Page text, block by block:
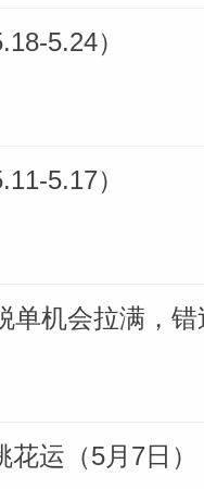
5.24）
5.17）
单机会拉满，
运（5月7日）